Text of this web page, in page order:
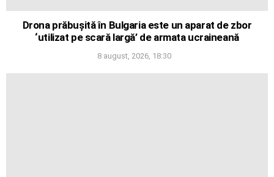
Drona prăbușită în Bulgaria este un aparat de zbor
‘utilizat pe scară largă’ de armata ucraineană
8 august, 2026, 18:30